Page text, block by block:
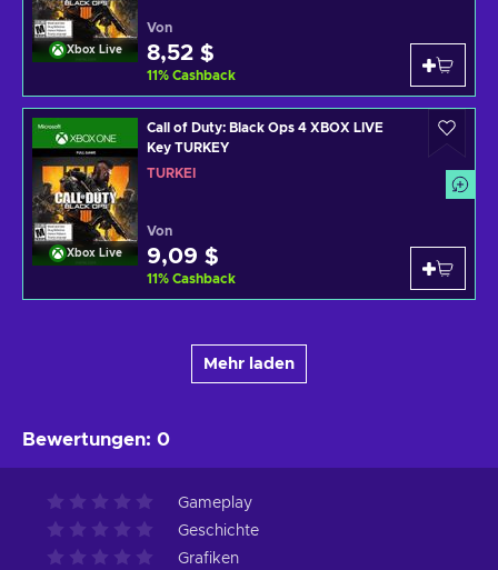
Xbox Live
Von
8,52 $
11% Cashback
Xbox Live
Call of Duty: Black Ops 4 XBOX LIVE
Key TURKEY
TÜRKEI
Von
9,09 $
11% Cashback
Mehr laden
Bewertungen: 0
Gameplay
Geschichte
Grafiken